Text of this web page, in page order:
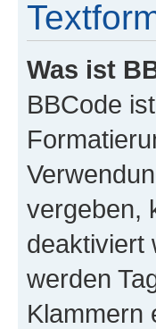
Was ist
BBCode
vergeben,
deaktiviert
werden
Klammern